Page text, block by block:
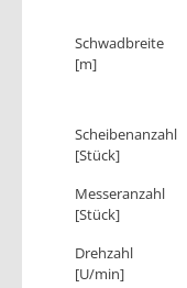
Schwadbreite
[m]
Scheibenanzahl
[Stück]
Messeranzahl
[Stück]
Drehzahl
[U/min]